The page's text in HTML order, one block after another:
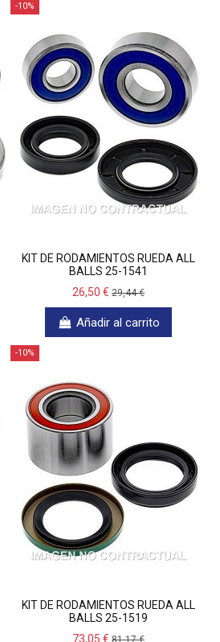
-10%
KIT DE RODAMIENTOS RUEDA ALL
BALLS 25-1541
26,50 €29,44 €
Añadir al carrito
-10%
KIT DE RODAMIENTOS RUEDA ALL
BALLS 25-1519
73,05 €